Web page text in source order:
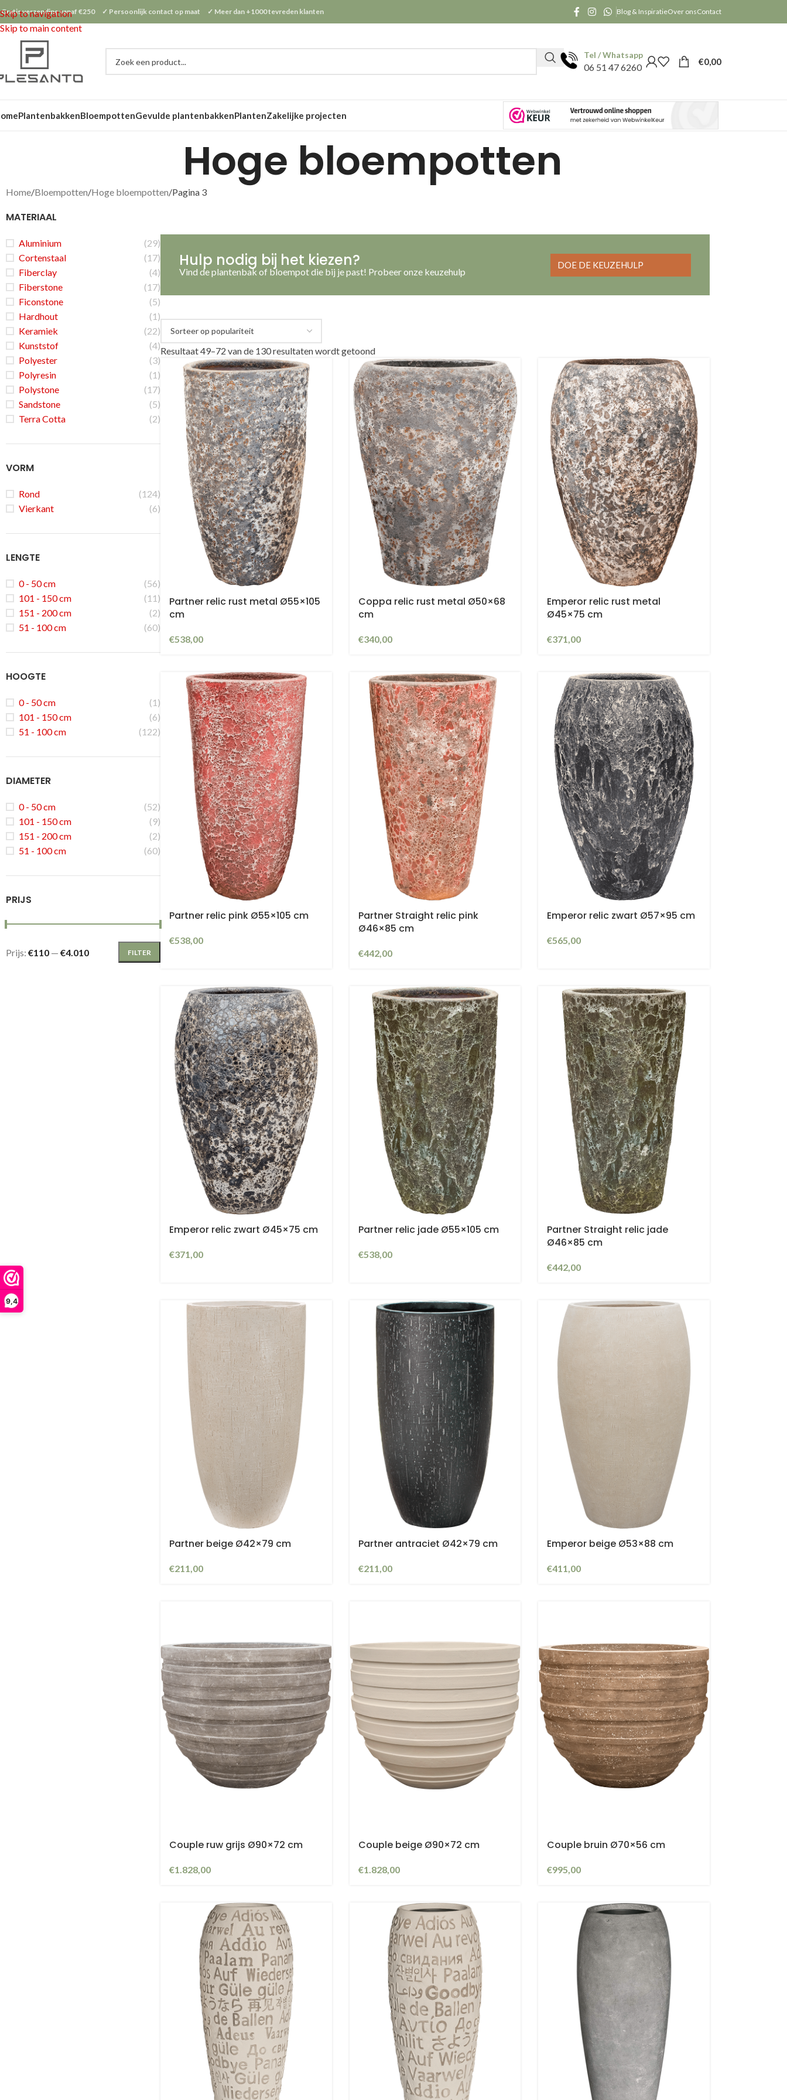
9,4
Skip to navigation
Skip to main content
verzending vanaf €250 ✓ Persoonlijk contact op maat ✓ Meer dan +1000 tevreden klanten Blog & InspiratieOver onsContact
Tel / Whatsapp
06 51 47 6260
€0,00
PlantenbakkenBloempottenGevulde plantenbakkenPlantenZakelijke projecten
Hoge bloempotten
Home Bloempotten Hoge bloempotten Pagina 3
MATERIAAL
Aluminium
(29)
Cortenstaal
(17)
Fiberclay
(4)
Fiberstone
(17)
Ficonstone
(5)
Hardhout
(1)
Keramiek
(22)
Kunststof
(4)
Polyester
(3)
Polyresin
(1)
Polystone
(17)
Sandstone
(5)
Terra Cotta
(2)
VORM
Rond
(124)
Vierkant
(6)
LENGTE
0 - 50 cm
(56)
101 - 150 cm
(11)
151 - 200 cm
(2)
51 - 100 cm
(60)
HOOGTE
0 - 50 cm
(1)
101 - 150 cm
(6)
51 - 100 cm
(122)
DIAMETER
0 - 50 cm
(52)
101 - 150 cm
(9)
151 - 200 cm
(2)
51 - 100 cm
(60)
PRIJS
FILTER
Prijs: €110 — €4.010
Hulp nodig bij het kiezen?
Vind de plantenbak of bloempot die bij je past! Probeer onze keuzehulp
DOE DE KEUZEHULP
Resultaat 49–72 van de 130 resultaten wordt getoond
Partner relic rust metal Ø55×105
cm
€538,00
Coppa relic rust metal Ø50×68
cm
€340,00
Emperor relic rust metal
Ø45×75 cm
€371,00
Partner relic pink Ø55×105 cm
€538,00
Partner Straight relic pink
Ø46×85 cm
€442,00
Emperor relic zwart Ø57×95 cm
€565,00
Emperor relic zwart Ø45×75 cm
€371,00
Partner relic jade Ø55×105 cm
€538,00
Partner Straight relic jade
Ø46×85 cm
€442,00
Partner beige Ø42×79 cm
€211,00
Partner antraciet Ø42×79 cm
€211,00
Emperor beige Ø53×88 cm
€411,00
Couple ruw grijs Ø90×72 cm
€1.828,00
Couple beige Ø90×72 cm
€1.828,00
Couple bruin Ø70×56 cm
€995,00